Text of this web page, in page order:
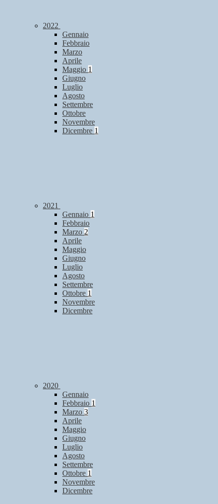
2022
Gennaio
Febbraio
Marzo
Aprile
Maggio 1
Giugno
Luglio
Agosto
Settembre
Ottobre
Novembre
Dicembre 1
2021
Gennaio 1
Febbraio
Marzo 2
Aprile
Maggio
Giugno
Luglio
Agosto
Settembre
Ottobre 1
Novembre
Dicembre
2020
Gennaio
Febbraio 1
Marzo 3
Aprile
Maggio
Giugno
Luglio
Agosto
Settembre
Ottobre 1
Novembre
Dicembre